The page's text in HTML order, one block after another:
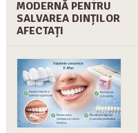
MODERNĂ PENTRU
SALVAREA DINȚILOR
AFECTAȚI